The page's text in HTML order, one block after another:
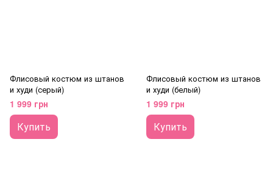
Флисовый костюм из штанов
и худи (серый)
1 999 грн
Купить
Флисовый костюм из штанов
и худи (белый)
1 999 грн
Купить